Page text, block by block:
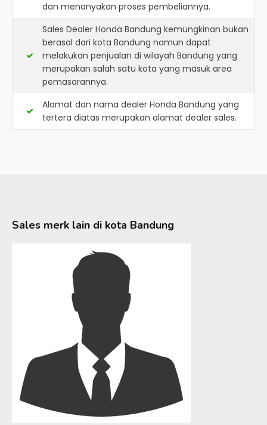
dan menanyakan proses pembeliannya.
Sales Dealer Honda Bandung kemungkinan bukan
berasal dari kota Bandung namun dapat
melakukan penjualan di wilayah Bandung yang
merupakan salah satu kota yang masuk area
pemasarannya.
Alamat dan nama dealer Honda Bandung yang
tertera diatas merupakan alamat dealer sales.
Sales merk lain di kota Bandung